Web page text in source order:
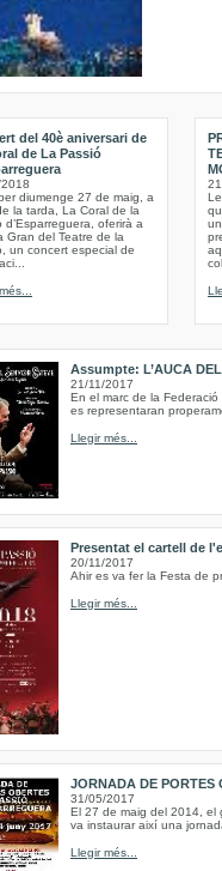
del 40è aniversari de
de La Passió
diumenge 27 de maig, a
la tarda, La Coral de la
d’Esparreguera, oferirà a
Gran del Teatre de la
un concert especial de
Assumpte: L’AUCA
21/11/2017
En el marc de la
es representaran
Llegir més...
Presentat el cartell de
20/11/2017
Ahir es va fer la Festa de
Llegir més...
JORNADA DE PORTES
31/05/2017
El 27 de maig del 2014, el
va instaurar així una
Llegir més...